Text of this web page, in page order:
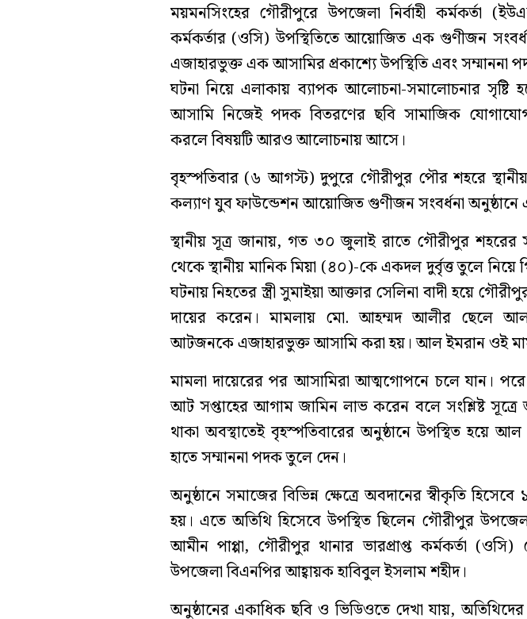
ময়মনসিংহের গৌরীপুরে উপজেলা নির্বাহী কর্মকর্তা
কর্মকর্তার (ওসি) উপস্থিতিতে আয়োজিত এক গুণীজন
এজাহারভুক্ত এক আসামির প্রকাশ্যে উপস্থিতি এবং
ঘটনা নিয়ে এলাকায় ব্যাপক আলোচনা-সমালোচনার সৃষ্টি
আসামি নিজেই পদক বিতরণের ছবি সামাজিক
করলে বিষয়টি আরও আলোচনায় আসে।
বৃহস্পতিবার (৬ আগস্ট) দুপুরে গৌরীপুর পৌর শহরে
কল্যাণ যুব ফাউন্ডেশন আয়োজিত গুণীজন সংবর্ধনা অনুষ্ঠানে
স্থানীয় সূত্র জানায়, গত ৩০ জুলাই রাতে গৌরীপুর শহরের
থেকে স্থানীয় মানিক মিয়া (৪০)-কে একদল দুর্বৃত্ত তুলে নিয়ে
ঘটনায় নিহতের স্ত্রী সুমাইয়া আক্তার সেলিনা বাদী হয়ে
দায়ের করেন। মামলায় মো. আহম্মদ আলীর ছেলে
আটজনকে এজাহারভুক্ত আসামি করা হয়। আল ইমরান ওই
মামলা দায়েরের পর আসামিরা আত্মগোপনে চলে যান।
আট সপ্তাহের আগাম জামিন লাভ করেন বলে সংশ্লিষ্ট সূত্রে
থাকা অবস্থাতেই বৃহস্পতিবারের অনুষ্ঠানে উপস্থিত হয়ে
হাতে সম্মাননা পদক তুলে দেন।
অনুষ্ঠানে সমাজের বিভিন্ন ক্ষেত্রে অবদানের স্বীকৃতি
হয়। এতে অতিথি হিসেবে উপস্থিত ছিলেন গৌরীপুর উপজেলা
আমীন পাপ্পা, গৌরীপুর থানার ভারপ্রাপ্ত কর্মকর্তা
উপজেলা বিএনপির আহ্বায়ক হাবিবুল ইসলাম শহীদ।
অনুষ্ঠানের একাধিক ছবি ও ভিডিওতে দেখা যায়,